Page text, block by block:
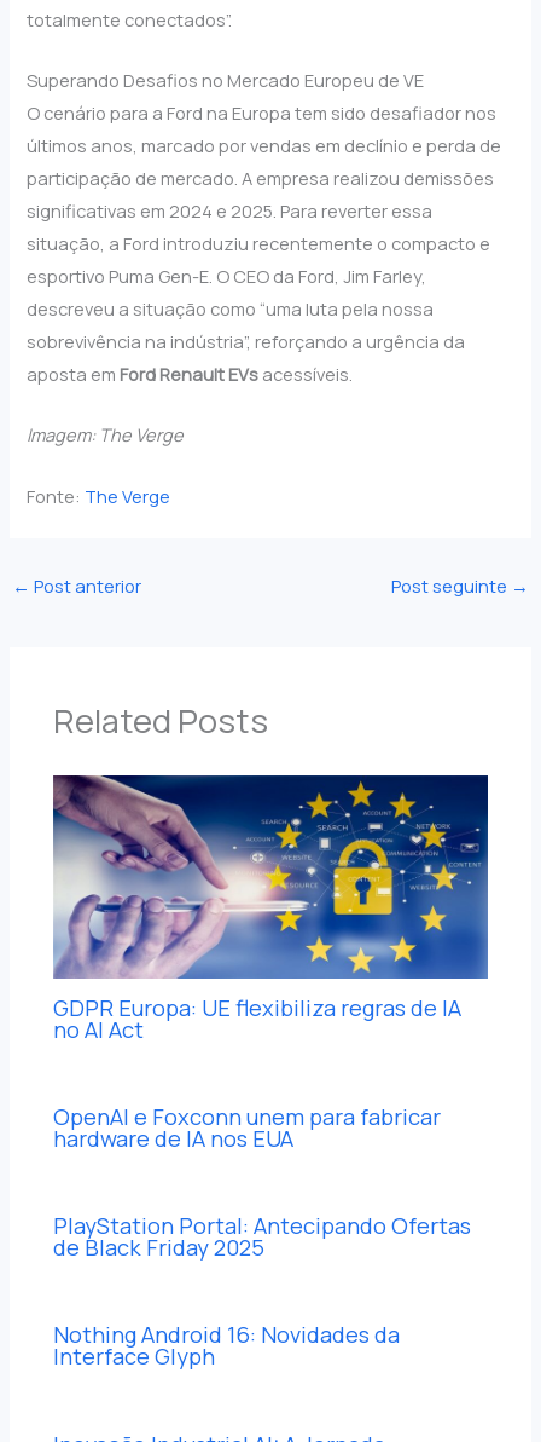
totalmente conectados”.
Superando Desafios no Mercado Europeu de VE
O cenário para a Ford na Europa tem sido desafiador nos
últimos anos, marcado por vendas em declínio e perda de
participação de mercado. A empresa realizou demissões
significativas em 2024 e 2025. Para reverter essa
situação, a Ford introduziu recentemente o compacto e
esportivo Puma Gen-E. O CEO da Ford, Jim Farley,
descreveu a situação como “uma luta pela nossa
sobrevivência na indústria”, reforçando a urgência da
aposta em Ford Renault EVs acessíveis.
Imagem: The Verge
Fonte: The Verge
← Post anterior Post seguinte →
Related Posts
GDPR Europa: UE flexibiliza regras de IA
no AI Act
OpenAI e Foxconn unem para fabricar
hardware de IA nos EUA
PlayStation Portal: Antecipando Ofertas
de Black Friday 2025
Nothing Android 16: Novidades da
Interface Glyph